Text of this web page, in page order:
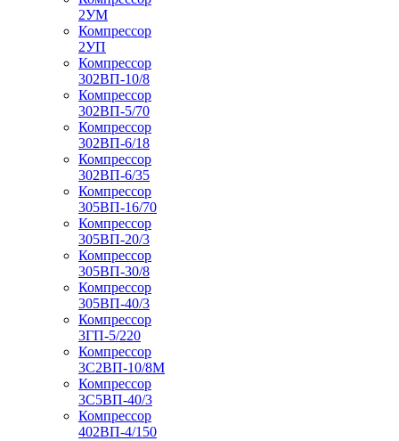
2УМ
Компрессор
2УП
Компрессор
302ВП-10/8
Компрессор
302ВП-5/70
Компрессор
302ВП-6/18
Компрессор
302ВП-6/35
Компрессор
305ВП-16/70
Компрессор
305ВП-20/3
Компрессор
305ВП-30/8
Компрессор
305ВП-40/3
Компрессор
3ГП-5/220
Компрессор
3С2ВП-10/8М
Компрессор
3С5ВП-40/3
Компрессор
402ВП-4/150